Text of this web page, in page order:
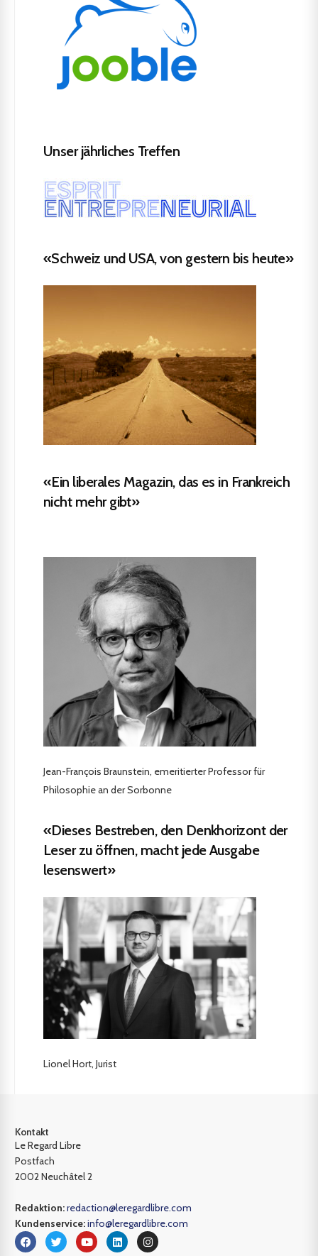
Unser jährliches Treffen
«Schweiz und USA, von gestern bis heute»
«Ein liberales Magazin, das es in Frankreich
nicht mehr gibt»
Jean-François Braunstein, emeritierter Professor für
Philosophie an der Sorbonne
«Dieses Bestreben, den Denkhorizont der
Leser zu öffnen, macht jede Ausgabe
lesenswert»
Lionel Hort, Jurist
Kontakt
Le Regard Libre
Postfach
2002 Neuchâtel 2
Redaktion:redaction@leregardlibre.com
Kundenservice:info@leregardlibre.com